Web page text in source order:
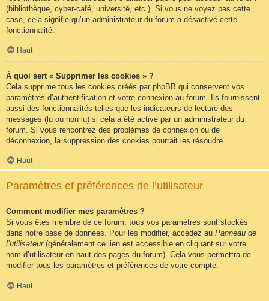
(bibliothèque, cyber-café, université, etc.). Si vous ne voyez pas cette
case, cela signifie qu’un administrateur du forum a désactivé cette
fonctionnalité.
Haut
À quoi sert « Supprimer les cookies » ?
Cela supprime tous les cookies créés par phpBB qui conservent vos
paramètres d’authentification et votre connexion au forum. Ils fournissent
aussi des fonctionnalités telles que les indicateurs de lecture des
messages (lu ou non lu) si cela a été activé par un administrateur du
forum. Si vous rencontrez des problèmes de connexion ou de
déconnexion, la suppression des cookies pourrait les résoudre.
Haut
Paramètres et préférences de l’utilisateur
Comment modifier mes paramètres ?
Si vous êtes membre de ce forum, tous vos paramètres sont stockés
dans notre base de données. Pour les modifier, accédez au Panneau de
l’utilisateur(généralement ce lien est accessible en cliquant sur votre
nom d’utilisateur en haut des pages du forum). Cela vous permettra de
modifier tous les paramètres et préférences de votre compte.
Haut